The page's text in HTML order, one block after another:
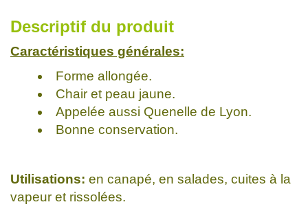
Descriptif du produit
Caractéristiques générales:
Forme allongée.
Chair et peau jaune.
Appelée aussi Quenelle de Lyon.
Bonne conservation.
Utilisations: en canapé, en salades, cuites à la
vapeur et rissolées.